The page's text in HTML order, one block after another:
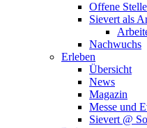
Offene
Sievert als
Nachwuchs
Erleben
Übersicht
News
Magazin
Messe und
Sievert @